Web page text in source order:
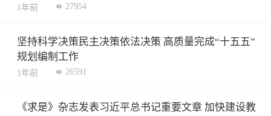
式
1年前 27954
坚持科学决策民主决策依法决策 高质量完成“十五五”
规划编制工作
1年前 26591
《求是》杂志发表习近平总书记重要文章 加快建设教